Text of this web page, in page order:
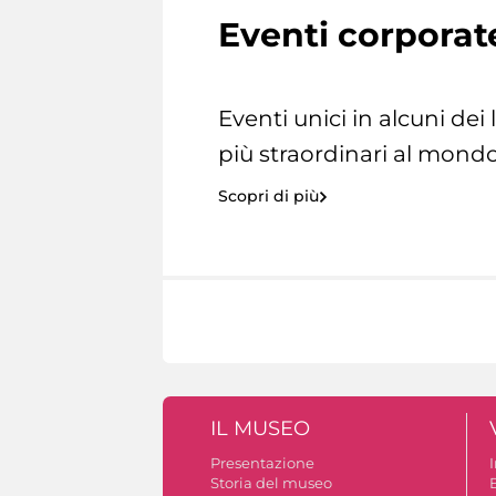
Eventi
Eventi unici in alcuni dei
più straordinari al
Scopri di più
IL MUSEO
Presentazione
Storia del museo